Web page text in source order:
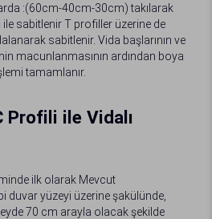
:(60cm-40cm-30cm) takılarak
ile sabitlenir T profiller üzerine de
sabitlenir. Vida başlarının ve
macunlanmasının ardından boya
tamamlanır.
Profili ile Vidalı
ilk olarak Mevcut
yüzeyi üzerine şakülünde,
70 cm arayla olacak şekilde